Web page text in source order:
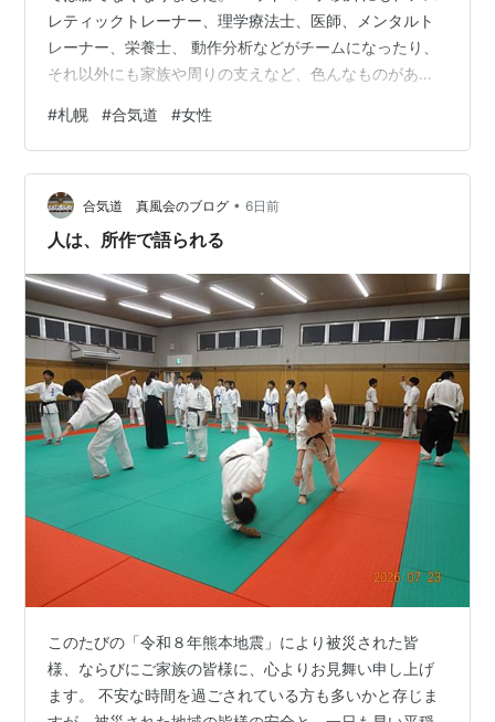
レティックトレーナー、理学療法士、医師、メンタルト
レーナー、栄養士、 動作分析などがチームになったり、
それ以外にも家族や周りの支えなど、色んなものがあり
ばいいですが、強力なサポートがなければ、自分一人だ
けの力でやろうとしてもたかが知れていて、無理なので
す。 札幌女性合気道に来ているある人は、車の運転で信
号が赤に変わった時に、停止線では止まらず、毎回横断
歩道まで飛び出していて、 車を駐車する時には、毎回斜
#札幌 #合気道 #女性
合気道 真風会のブログ • 6日前
人は、所作で語られる
このたびの「令和８年熊本地震」により被災された皆
様、ならびにご家族の皆様に、心よりお見舞い申し上げ
ます。 不安な時間を過ごされている方も多いかと存じま